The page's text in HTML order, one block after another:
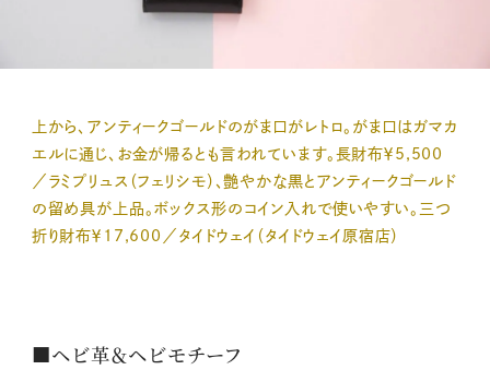
上から、アンティークゴールドのがま口がレトロ。がま口はガマカ
エルに通じ、お金が帰るとも言われています。長財布￥5,500
／ラミプリュス（フェリシモ）、艶やかな黒とアンティークゴールド
の留め具が上品。ボックス形のコイン入れで使いやすい。三つ
折り財布￥17,600／タイドウェイ（タイドウェイ原宿店）
■ヘビ革＆ヘビモチーフ